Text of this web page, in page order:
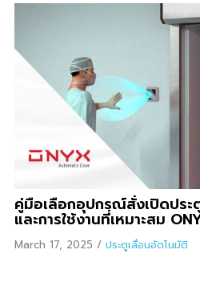
คู่มือเลือกอุปกรณ์สั่งเปิดปร
และการใช้งานที่เหมาะสม
March 17, 2025 / ประตูเลื่อนอัตโนมัติ